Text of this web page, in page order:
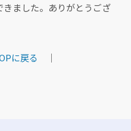
ました。ありがとうござ
に戻る ｜